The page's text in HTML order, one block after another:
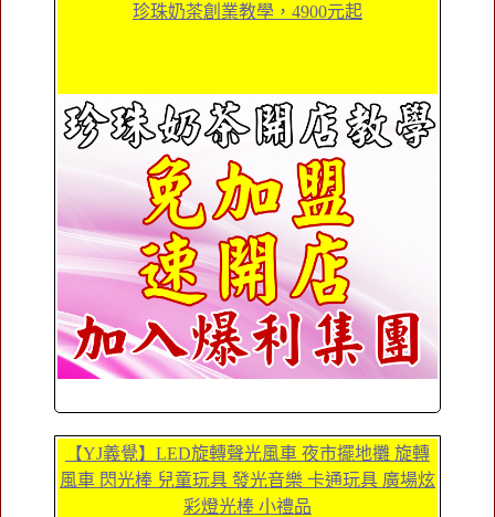
珍珠奶茶創業教學，4900元起
【YJ義覺】LED旋轉聲光風車 夜市擺地攤 旋轉
風車 閃光棒 兒童玩具 發光音樂 卡通玩具 廣場炫
彩燈光棒 小禮品